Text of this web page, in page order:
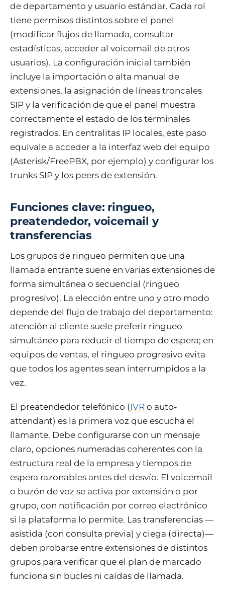
de departamento y usuario estándar. Cada rol
tiene permisos distintos sobre el panel
(modificar flujos de llamada, consultar
estadísticas, acceder al voicemail de otros
usuarios). La configuración inicial también
incluye la importación o alta manual de
extensiones, la asignación de líneas troncales
SIP y la verificación de que el panel muestra
correctamente el estado de los terminales
registrados. En centralitas IP locales, este paso
equivale a acceder a la interfaz web del equipo
(Asterisk/FreePBX, por ejemplo) y configurar los
trunks SIP y los peers de extensión.
Funciones clave: ringueo,
preatendedor, voicemail y
transferencias
Los grupos de ringueo permiten que una
llamada entrante suene en varias extensiones de
forma simultánea o secuencial (ringueo
progresivo). La elección entre uno y otro modo
depende del flujo de trabajo del departamento:
atención al cliente suele preferir ringueo
simultáneo para reducir el tiempo de espera; en
equipos de ventas, el ringueo progresivo evita
que todos los agentes sean interrumpidos a la
vez.
El preatendedor telefónico (IVR o auto-
attendant) es la primera voz que escucha el
llamante. Debe configurarse con un mensaje
claro, opciones numeradas coherentes con la
estructura real de la empresa y tiempos de
espera razonables antes del desvío. El voicemail
o buzón de voz se activa por extensión o por
grupo, con notificación por correo electrónico
si la plataforma lo permite. Las transferencias —
asistida (con consulta previa) y ciega (directa)—
deben probarse entre extensiones de distintos
grupos para verificar que el plan de marcado
funciona sin bucles ni caídas de llamada.